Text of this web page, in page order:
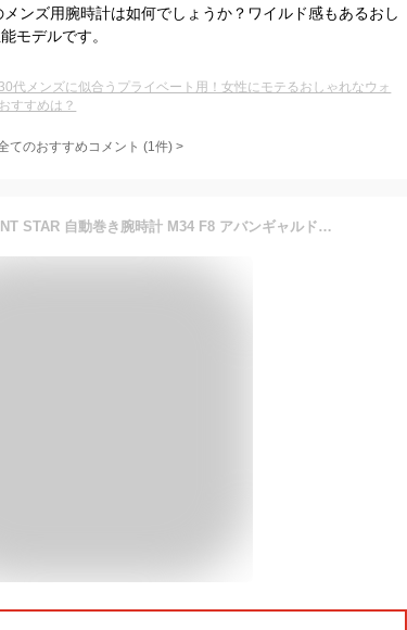
ンズ用腕時計は如何でしょうか？ワイルド感もあるおし
モデルです。
代メンズに似合うプライベート用！女性にモテるおしゃれなウォ
すすめは？
てのおすすめコメント (1件) >
[オリエントスター]ORIENT STAR 自動巻き腕時計 M34 F8 アバンギャルドスケルトン 機械式 日本製 国内メーカー保証2年付 RK-BZ0001S メンズ シルバー